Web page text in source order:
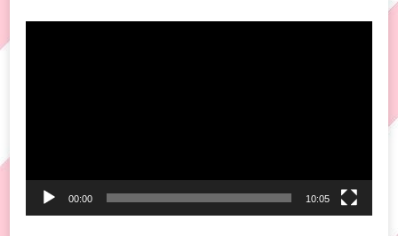
00:00 10:05